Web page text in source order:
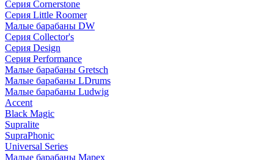
Серия Cornerstone
Серия Little Roomer
Малые барабаны DW
Серия Collector's
Серия Design
Серия Performance
Малые барабаны Gretsch
Малые барабаны LDrums
Малые барабаны Ludwig
Accent
Black Magic
Supralite
SupraPhonic
Universal Series
Малые барабаны Mapex